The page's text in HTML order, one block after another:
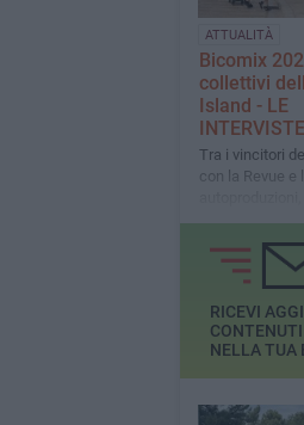
ATTUALITÀ
Bicomix
collettivi
Island - LE
INTERVISTE
Tra i vincitori
con la Revue e
collettivi di
popolato il
RICEVI
NELLA TUA